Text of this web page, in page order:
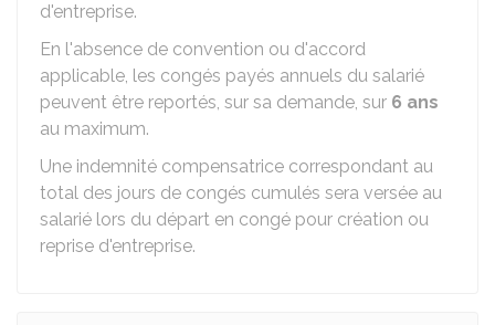
d'entreprise.
En l'absence de convention ou d'accord
applicable, les congés payés annuels du salarié
peuvent être reportés, sur sa demande, sur 6 ans
au maximum.
Une indemnité compensatrice correspondant au
total des jours de congés cumulés sera versée au
salarié lors du départ en congé pour création ou
reprise d'entreprise.